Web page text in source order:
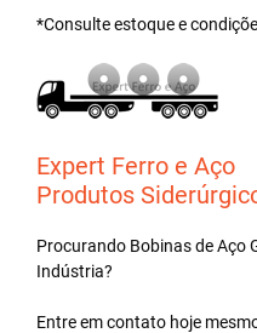
*Consulte estoque e
Expert Ferro e Aço
Produtos
Procurando Bobinas deAço
Indústria?
Entre em contato hoje